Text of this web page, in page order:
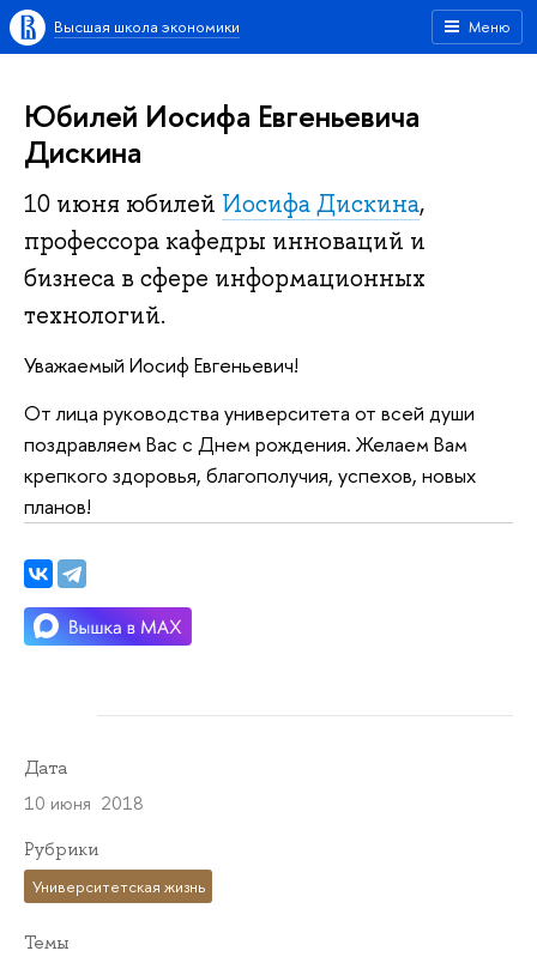
Меню
Высшая школа экономики
Юбилей Иосифа Евгеньевича
Дискина
10 июня юбилей Иосифа Дискина,
профессора кафедры инноваций и
бизнеса в сфере информационных
технологий.
Уважаемый Иосиф Евгеньевич!
От лица руководства университета от всей души
поздравляем Вас с Днем рождения. Желаем Вам
крепкого здоровья, благополучия, успехов, новых
планов!
Дата
10 июня 2018
Рубрики
Университетская жизнь
Темы